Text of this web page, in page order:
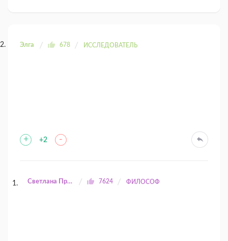
Элга 678 ИССЛЕДОВАТЕЛЬ
+ +2 -
Светлана Прилуцкая 7624 ФИЛОСОФ